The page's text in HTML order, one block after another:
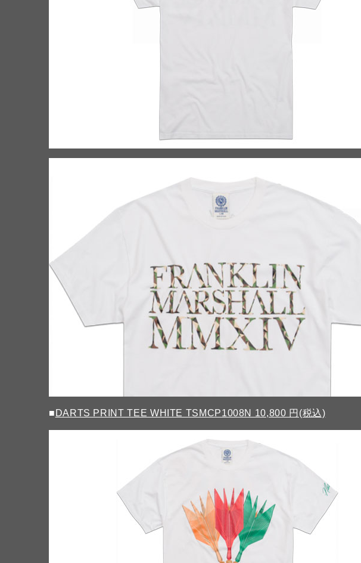
■ DARTS PRINT TEE WHITE TSMCP1008N 10,800 円(税込)